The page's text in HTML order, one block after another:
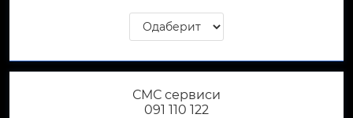
СМС сервиси
091 110 122​